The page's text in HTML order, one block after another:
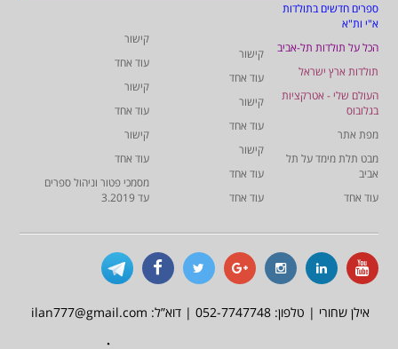
ספרים חדשים בתולדות
א"י ות"א
הכל על תולדות תל-אביב
תולדות ארץ ישראל
העולם שלי - אטרקציות
בגלובוס
מפת אתר
מבט תלת מימד על תל
אביב
עוד אחד
קישור
עוד אחד
קישור
עוד אחד
קישור
עוד אחד
עוד אחד
קישור
עוד אחד
קישור
עוד אחד
קישור
עוד אחד
מסמכי פטור וניהול ספרים
עד 3.2019
אילן שחורי | טלפון: 052-7747748 | דוא”ל: ilan777@gmail.com